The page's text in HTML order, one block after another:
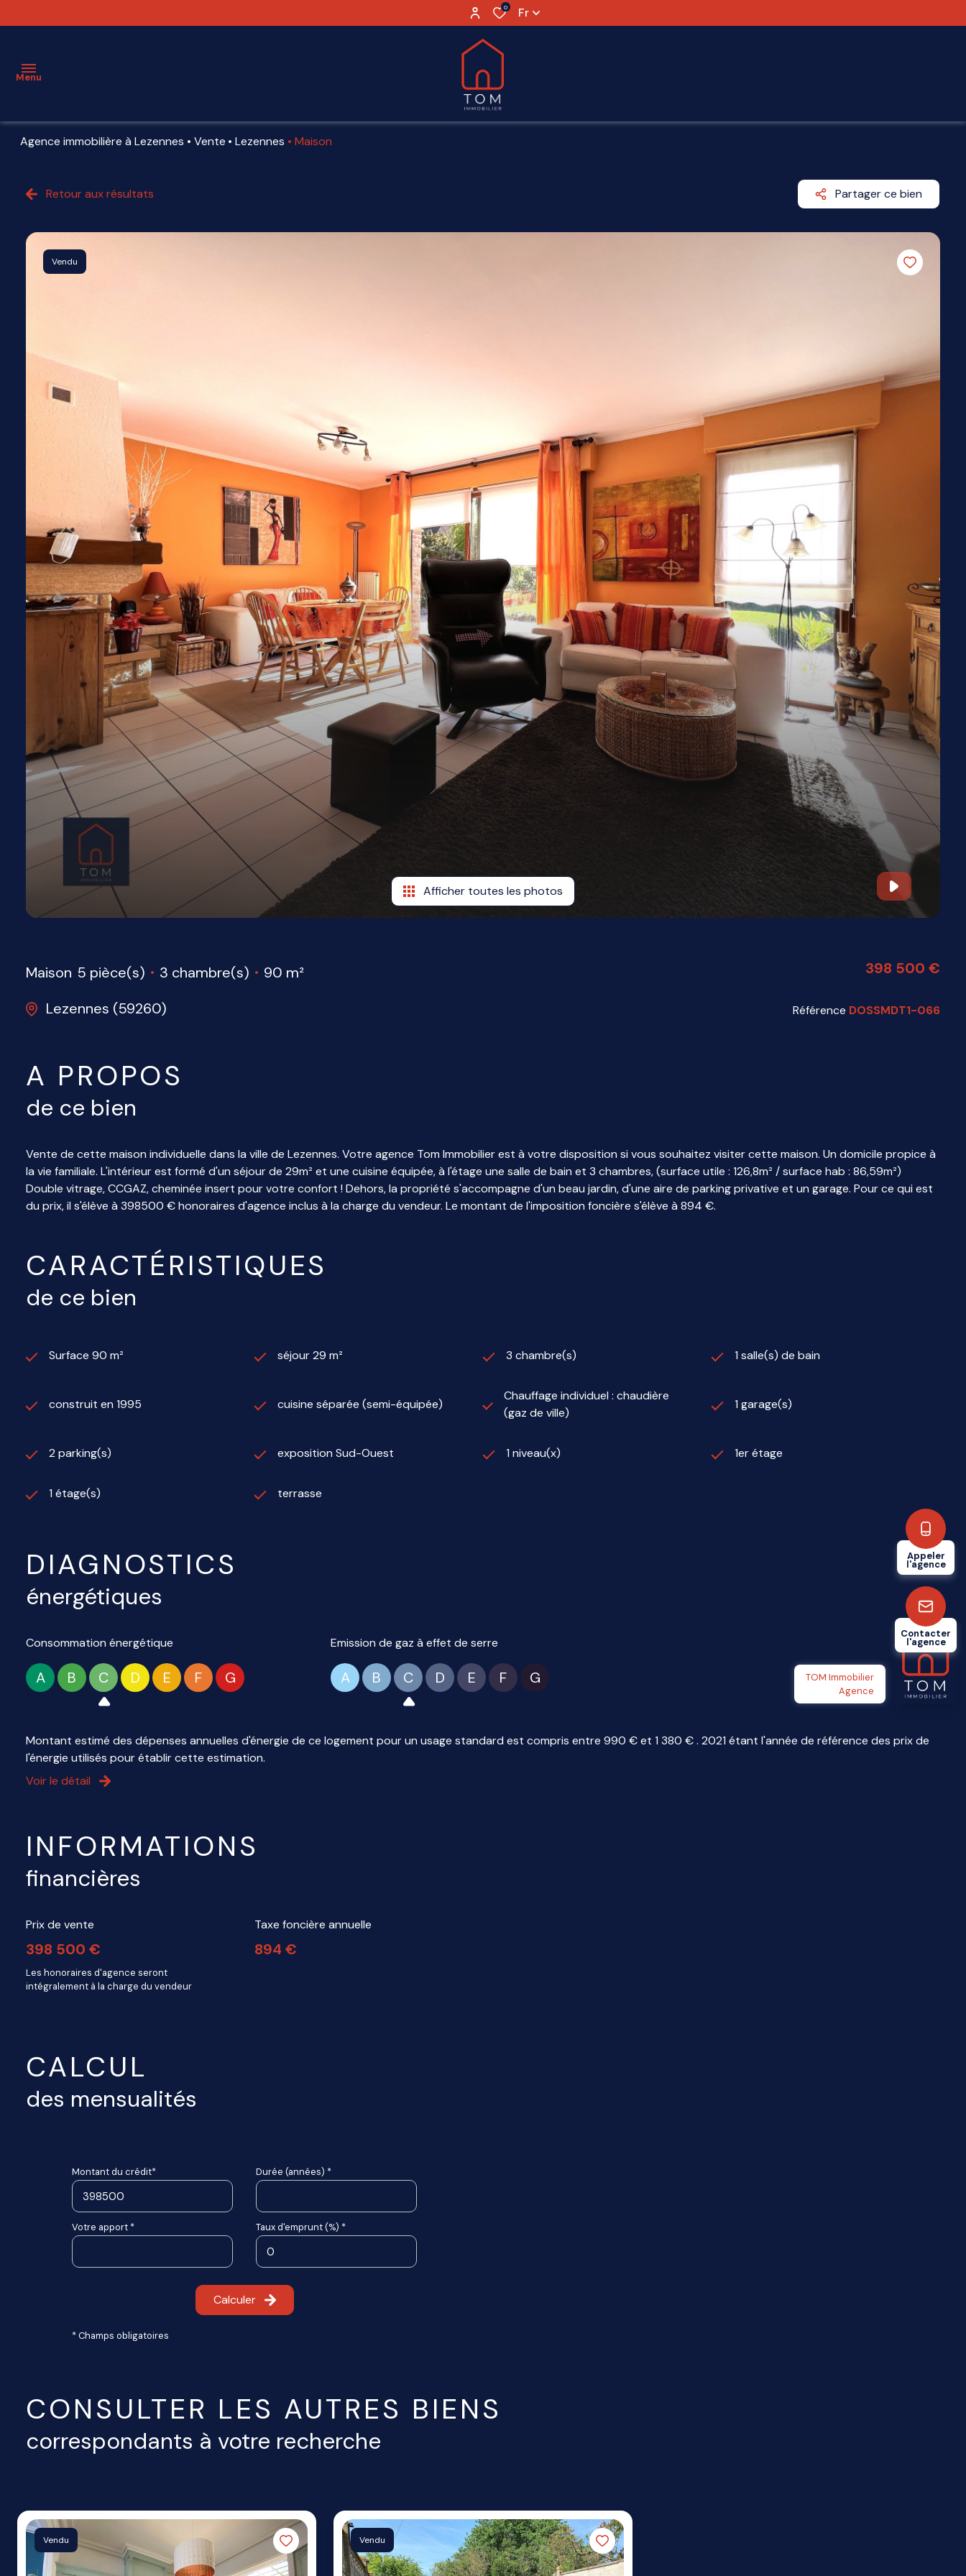
0 Fr
Menu
ESTIMATION
VENDU
AGENCE
CONTACTER
Agence immobilière à Lezennes Vente Lezennes Maison
TOM Immobilier
Agence
Appeler
l'agence
Contacter
l'agence
Retour aux résultats Partager ce bien
Vendu
Afficher toutes les photos
Maison 5 pièce(s) 3 chambre(s)
90 m²
Lezennes (59260)
398 500 €
Référence DOSSMDT1-066
A PROPOS
de ce bien
Vente de cette maison individuelle dans la ville de Lezennes. Votre agence Tom Immobilier est à votre disposition si vous souhaitez visiter cette maison. Un domicile propice à
la vie familiale. L'intérieur est formé d'un séjour de 29m² et une cuisine équipée, à l'étage une salle de bain et 3 chambres, (surface utile : 126,8m² / surface hab : 86,59m²)
Double vitrage, CCGAZ, cheminée insert pour votre confort ! Dehors, la propriété s'accompagne d'un beau jardin, d'une aire de parking privative et un garage. Pour ce qui est
du prix, il s'élève à 398500 € honoraires d'agence inclus à la charge du vendeur. Le montant de l'imposition foncière s'élève à 894 €.
CARACTÉRISTIQUES
de ce bien
Surface 90 m² séjour 29 m² 3 chambre(s) 1 salle(s) de bain
construit en 1995 cuisine séparée (semi-équipée)
Chauffage individuel : chaudière
(gaz de ville)
1 garage(s)
2 parking(s) exposition Sud-Ouest 1 niveau(x) 1er étage
1 étage(s) terrasse
DIAGNOSTICS
énergétiques
Consommation énergétique
A B C D E F G
Emission de gaz à effet de serre
A B C D E F G
Montant estimé des dépenses annuelles d'énergie de ce logement pour un usage standard est compris entre 990 € et 1 380 € . 2021 étant l'année de référence des prix de
l'énergie utilisés pour établir cette estimation.
Voir le détail
INFORMATIONS
financières
Prix de vente
398 500 €
Les honoraires d'agence seront
intégralement à la charge du vendeur
Taxe foncière annuelle
894 €
CALCUL
des mensualités
Montant du crédit* Durée (années) *
Votre apport * Taux d'emprunt (%) *
Calculer
* Champs obligatoires
CONSULTER LES AUTRES BIENS
correspondants à votre recherche
Vendu Vendu